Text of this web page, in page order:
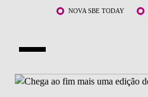
Saltar para o conteúdo principalNOVA SBE TODAY
SOBRE NÓS